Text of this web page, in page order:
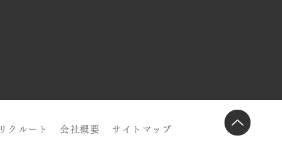
リクルート 会社概要 サイトマップ